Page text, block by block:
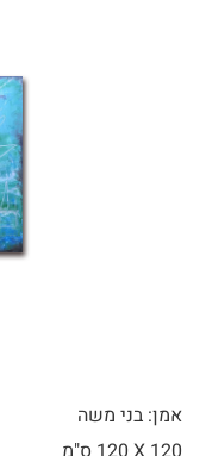
אמן: בני משה